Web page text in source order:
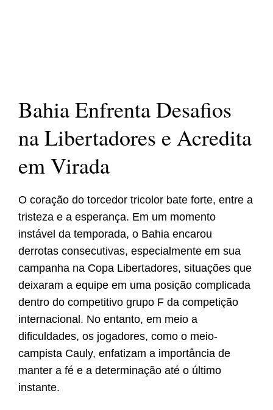
Bahia Enfrenta Desafios
na Libertadores e Acredita
em Virada
O coração do torcedor tricolor bate forte, entre a
tristeza e a esperança. Em um momento
instável da temporada, o Bahia encarou
derrotas consecutivas, especialmente em sua
campanha na Copa Libertadores, situações que
deixaram a equipe em uma posição complicada
dentro do competitivo grupo F da competição
internacional. No entanto, em meio a
dificuldades, os jogadores, como o meio-
campista Cauly, enfatizam a importância de
manter a fé e a determinação até o último
instante.